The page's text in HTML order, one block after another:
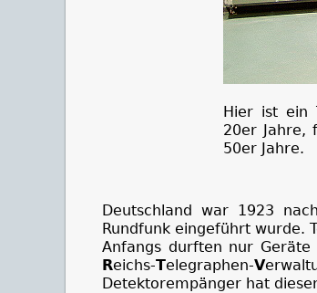
Hier ist ein
20er Jahre,
50er Jahre.
Deutschland war 1923
Rundfunk eingeführt wurde.
Anfangs durften nur
Reichs-Telegraphen-V
Detektorempänger hat